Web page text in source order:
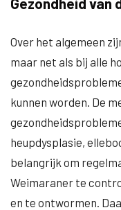
Over het algemeen
maar net als bij alle
kunnen worden. De
heupdysplasie,
belangrijk om
Weimaraner te
en te ontwormen.